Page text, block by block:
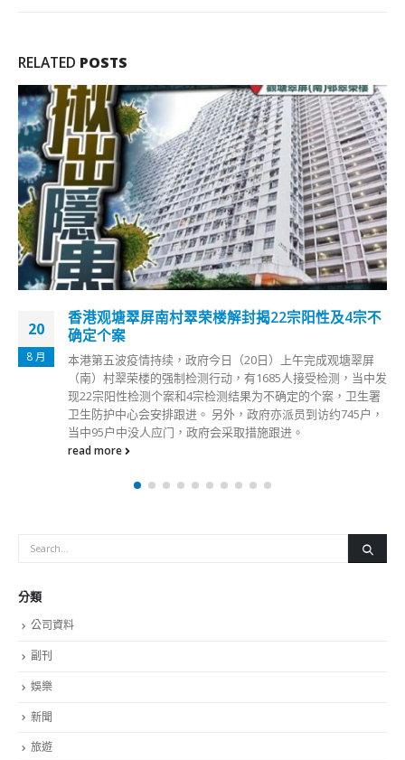
RELATED POSTS
20
8 月
香港观塘翠屏南村翠荣楼解封揭22宗阳性及4宗不
确定个案
本港第五波疫情持续，政府今日（20日）上午完成观塘翠屏
（南）村翠荣楼的强制检测行动，有1685人接受检测，当中发
现22宗阳性检测个案和4宗检测结果为不确定的个案，卫生署
卫生防护中心会安排跟进。 另外，政府亦派员到访约745户，
当中95户中没人应门，政府会采取措施跟进。
read more
分類
公司資料
副刊
娛樂
新聞
旅遊